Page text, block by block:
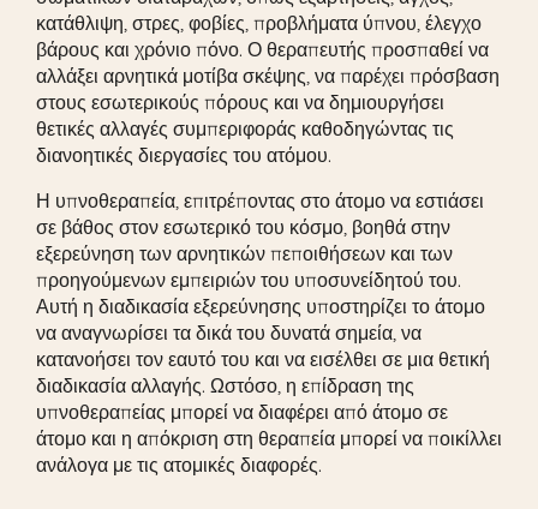
κατάθλιψη, στρες, φοβίες, προβλήματα ύπνου, έλεγχο
βάρους και χρόνιο πόνο. Ο θεραπευτής προσπαθεί να
αλλάξει αρνητικά μοτίβα σκέψης, να παρέχει πρόσβαση
στους εσωτερικούς πόρους και να δημιουργήσει
θετικές αλλαγές συμπεριφοράς καθοδηγώντας τις
διανοητικές διεργασίες του ατόμου.
Η υπνοθεραπεία, επιτρέποντας στο άτομο να εστιάσει
σε βάθος στον εσωτερικό του κόσμο, βοηθά στην
εξερεύνηση των αρνητικών πεποιθήσεων και των
προηγούμενων εμπειριών του υποσυνείδητού του.
Αυτή η διαδικασία εξερεύνησης υποστηρίζει το άτομο
να αναγνωρίσει τα δικά του δυνατά σημεία, να
κατανοήσει τον εαυτό του και να εισέλθει σε μια θετική
διαδικασία αλλαγής. Ωστόσο, η επίδραση της
υπνοθεραπείας μπορεί να διαφέρει από άτομο σε
άτομο και η απόκριση στη θεραπεία μπορεί να ποικίλλει
ανάλογα με τις ατομικές διαφορές.